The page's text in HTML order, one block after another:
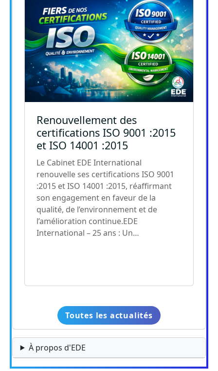
Renouvellement des
certifications ISO 9001 :2015
et ISO 14001 :2015
Le Cabinet EDE International
renouvelle ses certifications ISO 9001
:2015 et ISO 14001 :2015, réaffirmant
son engagement en faveur de la
qualité, de l’environnement et de
l’amélioration continue.EDE
International – 25 ans : Un…
Toutes les actualités
À propos d'EDE